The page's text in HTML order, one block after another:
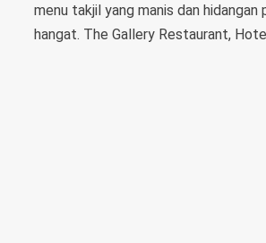
menu takjil yang manis dan hidangan
hangat. The Gallery Restaurant,